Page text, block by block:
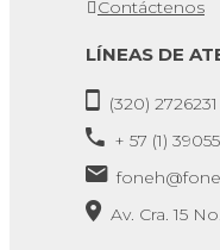
Contáctenos
LÍNEAS DE
(320)
+ 57 (1)
Av. Cra. 15